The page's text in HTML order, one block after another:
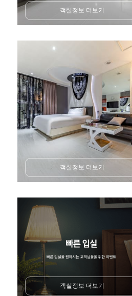
객실정보 더보기
객실정보 더보기
객실정보 더보기